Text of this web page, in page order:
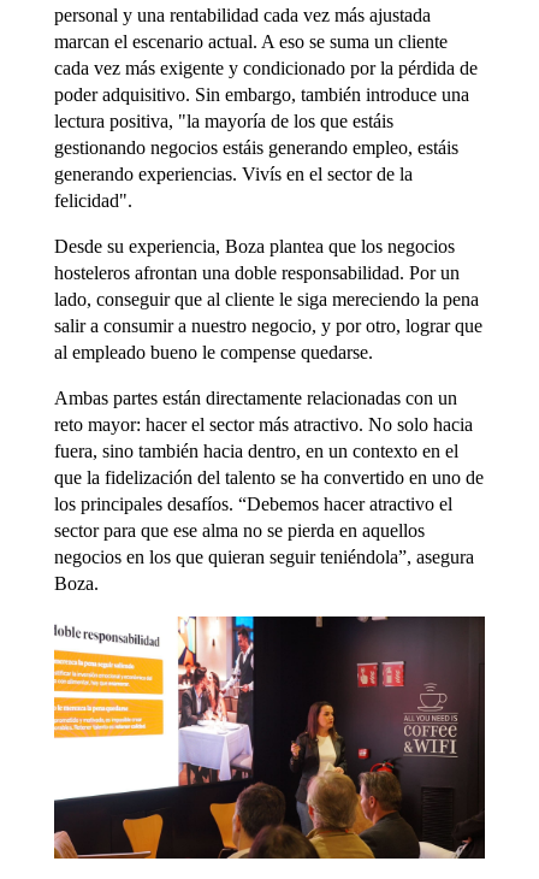
personal y una rentabilidad cada vez más ajustada
marcan el escenario actual. A eso se suma un cliente
cada vez más exigente y condicionado por la pérdida de
poder adquisitivo. Sin embargo, también introduce una
lectura positiva, "la mayoría de los que estáis
gestionando negocios estáis generando empleo, estáis
generando experiencias. Vivís en el sector de la
felicidad".
Desde su experiencia, Boza plantea que los negocios
hosteleros afrontan una doble responsabilidad. Por un
lado, conseguir que al cliente le siga mereciendo la pena
salir a consumir a nuestro negocio, y por otro, lograr que
al empleado bueno le compense quedarse.
Ambas partes están directamente relacionadas con un
reto mayor: hacer el sector más atractivo. No solo hacia
fuera, sino también hacia dentro, en un contexto en el
que la fidelización del talento se ha convertido en uno de
los principales desafíos. “Debemos hacer atractivo el
sector para que ese alma no se pierda en aquellos
negocios en los que quieran seguir teniéndola”, asegura
Boza.